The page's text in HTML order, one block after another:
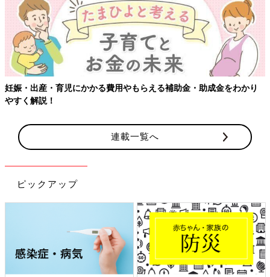
妊娠・出産・育児にかかる費用やもらえる補助金・助成金をわかり
やすく解説！
連載一覧へ
ピックアップ